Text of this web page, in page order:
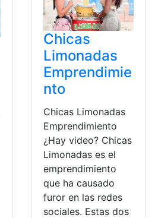
Chicas
Limonadas
Emprendimie
nto
Chicas Limonadas
Emprendimiento
¿Hay video? Chicas
Limonadas es el
emprendimiento
que ha causado
furor en las redes
sociales. Estas dos